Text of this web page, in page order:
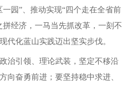
园”、推动实现“四个走在全省前
拼经济，一马当先抓改革，一刻不
代化蓝山实践迈出坚实步伐。
治引领、理论武装，坚定不移沿
向奋勇前进；要坚持稳中求进、